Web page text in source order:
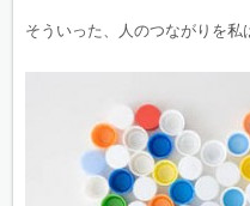
そういった、人のつながりを私